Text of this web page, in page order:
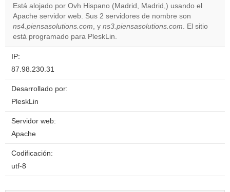
Do you
own this
OK
Está alojado por Ovh Hispano (Madrid, Madrid,) usando el
Apache servidor web. Sus 2 servidores de nombre son
ns4.piensasolutions.com, y ns3.piensasolutions.com. El sitio
está programado para PleskLin.
IP:
87.98.230.31
Desarrollado por:
PleskLin
Servidor web:
Apache
Codificación:
utf-8